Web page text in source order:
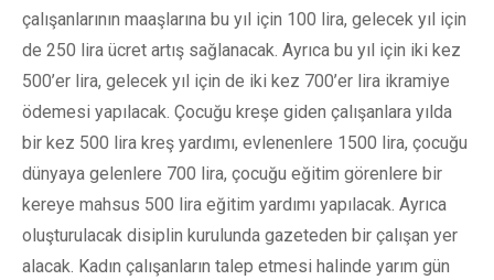
çalışanlarının maaşlarına bu yıl için 100 lira, gelecek yıl için
de 250 lira ücret artış sağlanacak. Ayrıca bu yıl için iki kez
500’er lira, gelecek yıl için de iki kez 700’er lira ikramiye
ödemesi yapılacak. Çocuğu kreşe giden çalışanlara yılda
bir kez 500 lira kreş yardımı, evlenenlere 1500 lira, çocuğu
dünyaya gelenlere 700 lira, çocuğu eğitim görenlere bir
kereye mahsus 500 lira eğitim yardımı yapılacak. Ayrıca
oluşturulacak disiplin kurulunda gazeteden bir çalışan yer
alacak. Kadın çalışanların talep etmesi halinde yarım gün